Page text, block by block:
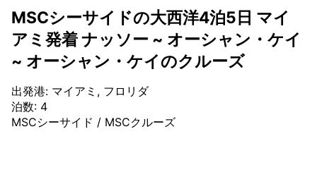
MSCシーサイドの大西洋4泊5日 マイ
アミ発着 ナッソー ~ オーシャン・ケイ
~ オーシャン・ケイのクルーズ
出発港: マイアミ, フロリダ
泊数: 4
MSCシーサイド / MSCクルーズ